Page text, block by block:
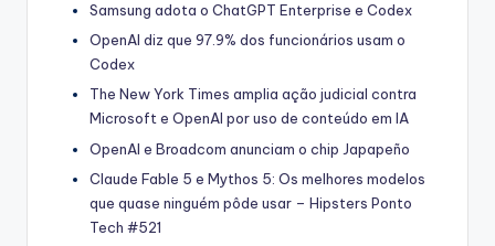
Samsung adota o ChatGPT Enterprise e Codex
OpenAI diz que 97.9% dos funcionários usam o
Codex
The New York Times amplia ação judicial contra
Microsoft e OpenAI por uso de conteúdo em IA
OpenAI e Broadcom anunciam o chip Japapeño
Claude Fable 5 e Mythos 5: Os melhores modelos
que quase ninguém pôde usar – Hipsters Ponto
Tech #521